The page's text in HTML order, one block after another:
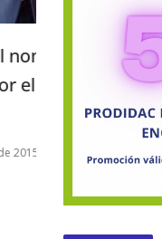
04 de junio